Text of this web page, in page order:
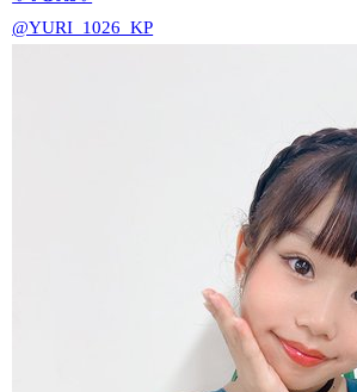
@YURI_1026_KP